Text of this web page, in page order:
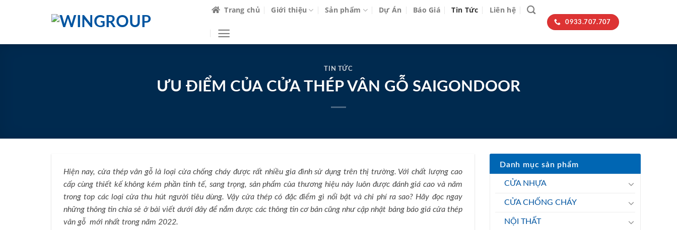
Trang chủ Giới thiệu Sản phẩm Dự Án Báo Giá Tin Tức Liên hệ
0933.707.707
TIN TỨC
ƯU ĐIỂM CỦA CỬA THÉP VÂN GỖ SAIGONDOOR
Hiện nay, cửa thép vân gỗ là loại cửa chống cháy được rất nhiều gia đình sử dụng trên thị trường. Với chất lượng cao
cấp cùng thiết kế không kém phần tinh tế, sang trọng, sản phẩm của thương hiệu này luôn được đánh giá cao và năm
trong top các loại cửa thu hút người tiêu dùng. Vậy cửa thép có đặc điểm gì nổi bật và chi phí ra sao? Hãy đọc ngay
những thông tin chia sẻ ở bài viết dưới đây để nắm được các thông tin cơ bản cũng như cập nhật bảng báo giá cửa thép
vân gỗ mới nhất trong năm 2022.
Danh mục sản phẩm
CỬA NHỰA
CỬA CHỐNG CHÁY
NỘI THẤT